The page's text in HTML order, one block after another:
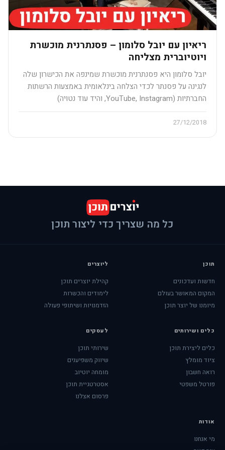
ריאיון עם יובל סלומון – פסנתרנית מוכשרת
ויוטיוברית מצליחה
יובל סלומון היא פסנתרנית מוכשרת שמינפה את הכישרון שלה
לנגינה על פסנתר לכדי הצלחה בינלאומית באמצעות הרשתות
החברתיות (YouTube, Instagram, והיד עוד נטויה)
27/12/2018
כל מה שצריך כדי ליצור תוכן
תוכן
חדשות ועדכונים
המקום המאושר בעולם
מיומנו של יוצר תוכן
ליוצרים
קהילת יוצרים תוכן
לימודים והכשרות
הזדמנויות ושיתופי פעולה
כלים ושירותים
כלים ליצירת תוכן
ציוד מומלץ
רואה חשבון
פורטל משפטי
לעסקים
שירותי תוכן
שיווק משפיענים
מומחה יוטיוב
אסטרטגיית תוכן
פרסום אצלנו
אודות
מי אנחנו